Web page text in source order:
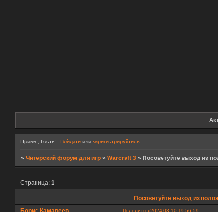
Привет, Гость! Войдитеили зарегистрируйтесь.
»Читерский форум для игр »Warcraft 3 »Посоветуйте выход из
Посоветуйте выход из
Страница:1
Поделиться2024-03-10 19:56:59
Борис Камалеев